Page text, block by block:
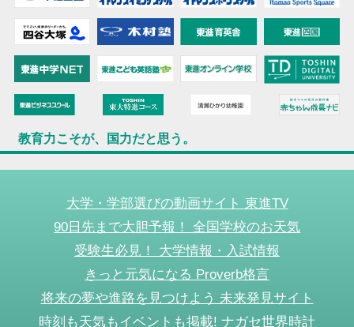
教育力こそが、国力だと思う。
大学・学部選びの動画サイト 東進TV
90日先まで大胆予報！ 全国学校のお天気
受験生必見！ 大学情報・入試情報
きっと元気になる Proverb格言
将来の夢や進路を見つけよう 未来発見サイト
時刻も天気もイベントも掲載! ナガセ世界時計